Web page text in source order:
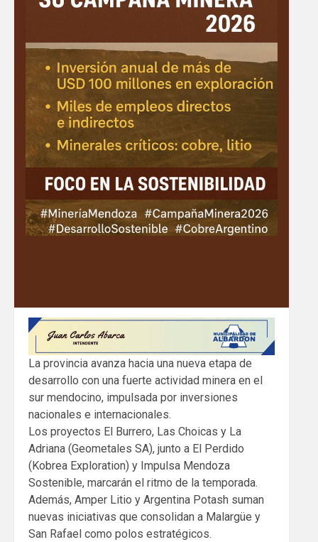
La provincia avanza hacia una nueva etapa de
desarrollo con una fuerte actividad minera en el
sur mendocino, impulsada por inversiones
nacionales e internacionales.
Los proyectos El Burrero, Las Choicas y La
Adriana (Geometales SA), junto a El Perdido
(Kobrea Exploration) y Impulsa Mendoza
Sostenible, marcarán el ritmo de la temporada.
Además, Amper Litio y Argentina Potash suman
nuevas iniciativas que consolidan a Malargüe y
San Rafael como polos estratégicos.